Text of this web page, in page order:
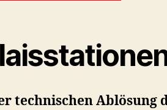
technischen Ablösung